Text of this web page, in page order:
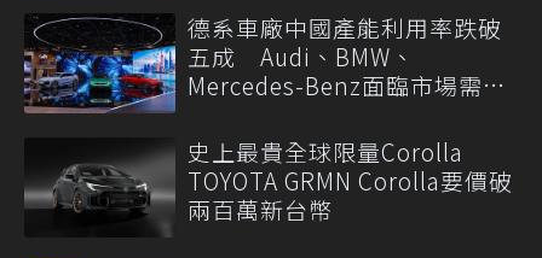
德系車廠中國產能利用率跌破
五成 Audi、BMW、
Mercedes-Benz面臨市場需求
史上最貴全球限量Corolla
TOYOTA GRMN Corolla要價破
兩百萬新台幣